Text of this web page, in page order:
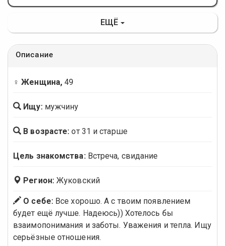
ЕЩЁ
Описание
♀ Женщина, 49
Ищу: мужчину
В возрасте: от 31 и старше
Цель знакомства: Встреча, свидание
Регион: Жуковский
О себе:Все хорошо. А с твоим появлением
будет ещё лучше. Надеюсь)) Хотелось бы
взаимопонимания и заботы. Уважения и тепла. Ищу
серьёзные отношения.